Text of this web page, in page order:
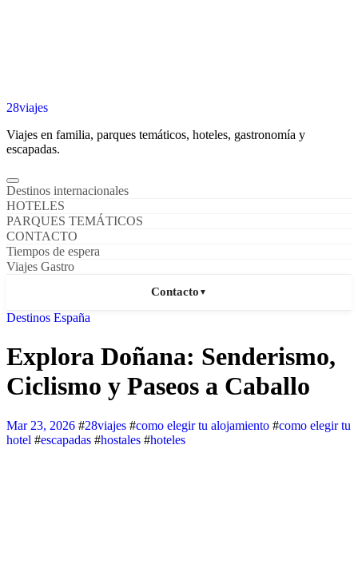
28viajes
Viajes en familia, parques temáticos, hoteles, gastronomía y
escapadas.
Destinos internacionales
HOTELES
PARQUES TEMÁTICOS
CONTACTO
Tiempos de espera
Viajes Gastro
Contacto ▼
Destinos España
Explora Doñana: Senderismo,
Ciclismo y Paseos a Caballo
Mar 23, 2026 #28viajes #como elegir tu alojamiento #como elegir tu
hotel #escapadas #hostales #hoteles